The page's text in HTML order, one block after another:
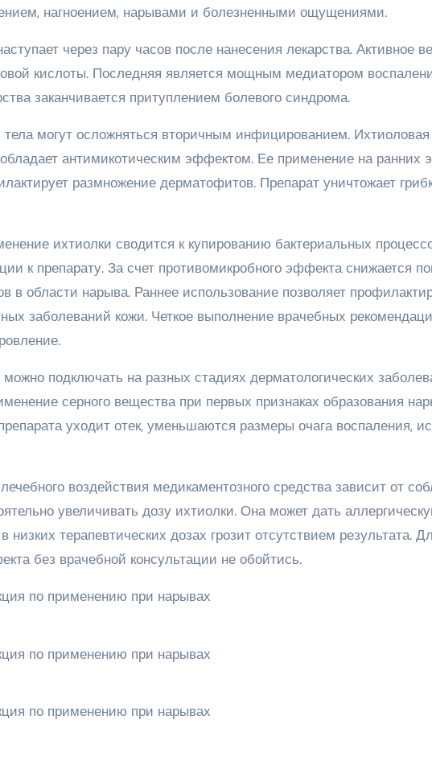
нагноением, нарывами и болезненными ощущениями.
через пару часов после нанесения лекарства. Активное
кислоты. Последняя является мощным медиатором
заканчивается притуплением болевого синдрома.
могут осложняться вторичным инфицированием. Ихтиоловая
антимикотическим эффектом. Ее применение на ранних
размножение дерматофитов. Препарат уничтожает
ихтиолки сводится к купированию бактериальных
к препарату. За счет противомикробного эффекта снижается
в области нарыва. Раннее использование позволяет
заболеваний кожи. Четкое выполнение врачебных
подключать на разных стадиях дерматологических
серного вещества при первых признаках образования
уходит отек, уменьшаются размеры очага воспаления,
воздействия медикаментозного средства зависит от
увеличивать дозу ихтиолки. Она может дать
терапевтических дозах грозит отсутствием результата.
без врачебной консультации не обойтись.